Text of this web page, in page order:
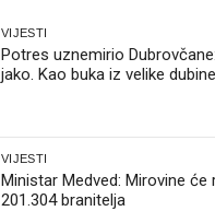
VIJESTI
Potres uznemirio
jako. Kao buka iz velike
VIJESTI
Ministar Medved: Mirovine će
201.304 branitelja